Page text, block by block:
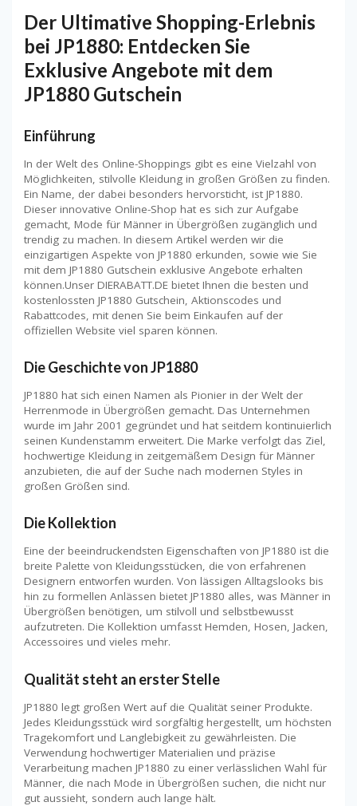
Der Ultimative Shopping-Erlebnis
bei JP1880: Entdecken Sie
Exklusive Angebote mit dem
JP1880 Gutschein
Einführung
In der Welt des Online-Shoppings gibt es eine Vielzahl von
Möglichkeiten, stilvolle Kleidung in großen Größen zu finden.
Ein Name, der dabei besonders hervorsticht, ist JP1880.
Dieser innovative Online-Shop hat es sich zur Aufgabe
gemacht, Mode für Männer in Übergrößen zugänglich und
trendig zu machen. In diesem Artikel werden wir die
einzigartigen Aspekte von JP1880 erkunden, sowie wie Sie
mit dem JP1880 Gutschein exklusive Angebote erhalten
können.Unser DIERABATT.DE bietet Ihnen die besten und
kostenlossten JP1880 Gutschein, Aktionscodes und
Rabattcodes, mit denen Sie beim Einkaufen auf der
offiziellen Website viel sparen können.
Die Geschichte von JP1880
JP1880 hat sich einen Namen als Pionier in der Welt der
Herrenmode in Übergrößen gemacht. Das Unternehmen
wurde im Jahr 2001 gegründet und hat seitdem kontinuierlich
seinen Kundenstamm erweitert. Die Marke verfolgt das Ziel,
hochwertige Kleidung in zeitgemäßem Design für Männer
anzubieten, die auf der Suche nach modernen Styles in
großen Größen sind.
Die Kollektion
Eine der beeindruckendsten Eigenschaften von JP1880 ist die
breite Palette von Kleidungsstücken, die von erfahrenen
Designern entworfen wurden. Von lässigen Alltagslooks bis
hin zu formellen Anlässen bietet JP1880 alles, was Männer in
Übergrößen benötigen, um stilvoll und selbstbewusst
aufzutreten. Die Kollektion umfasst Hemden, Hosen, Jacken,
Accessoires und vieles mehr.
Qualität steht an erster Stelle
JP1880 legt großen Wert auf die Qualität seiner Produkte.
Jedes Kleidungsstück wird sorgfältig hergestellt, um höchsten
Tragekomfort und Langlebigkeit zu gewährleisten. Die
Verwendung hochwertiger Materialien und präzise
Verarbeitung machen JP1880 zu einer verlässlichen Wahl für
Männer, die nach Mode in Übergrößen suchen, die nicht nur
gut aussieht, sondern auch lange hält.